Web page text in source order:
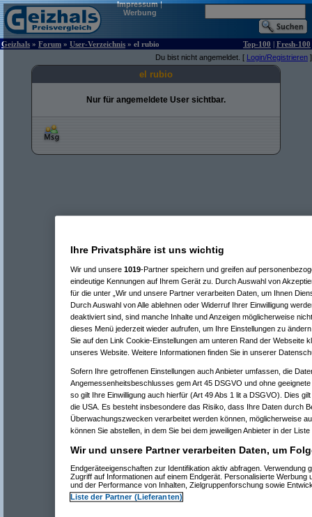
Impressum|
Werbung
Geizhals » Forum » User-Verzeichnis » el rubio Top-100 | Fresh-100
Du bist nicht angemeldet. [ Login/Registrieren ]
el rubio
Nur für angemeldete User sichtbar.
Ihre Privatsphäre ist uns wichtig
Wir und unsere 1019-Partner speichern und greifen auf
eindeutige Kennungen auf Ihrem Gerät zu. Durch Auswahl von
für die unter „Wir und unsere Partner verarbeiten Daten, um Ihnen
Durch Auswahl von Alle ablehnen oder Widerruf Ihrer Einwilligung
deaktiviert sind, sind manche Inhalte und Anzeigen möglicherweise
dieses Menü jederzeit wieder aufrufen, um Ihre Einstellungen zu
Sie auf den Link Cookie-Einstellungen am unteren Rand der Webseite
unseres Website. Weitere Informationen finden Sie in unserer
Sofern Ihre getroffenen Einstellungen auch Anbieter umfassen, die
Angemessenheitsbeschlusses gem Art 45 DSGVO und ohne
so gilt Ihre Einwilligung auch hierfür (Art 49 Abs 1 lit a DSGVO). Dies
die USA. Es besteht insbesondere das Risiko, dass Ihre Daten durch
Überwachungszwecken verarbeitet werden können, möglicherweise
können Sie abstellen, in dem Sie bei dem jeweiligen Anbieter in der
Wir und unsere Partner verarbeiten Daten, um
Endgeräteeigenschaften zur Identifikation aktiv abfragen. Verwendung
Zugriff auf Informationen auf einem Endgerät. Personalisierte Werbung
und der Performance von Inhalten, Zielgruppenforschung sowie
Liste der Partner (Lieferanten)